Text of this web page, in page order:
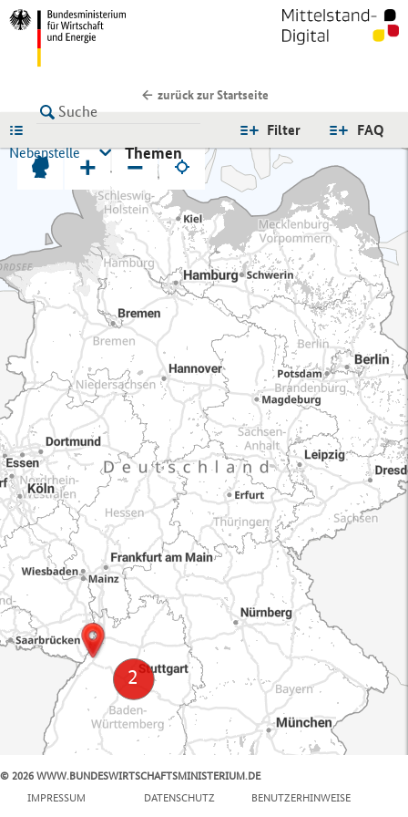
zurück zur Startseite
FAQ
Filter
Nebenstelle
Themen
+ −
© 2026 WWW.BUNDESWIRTSCHAFTSMINISTERIUM.DE
IMPRESSUM
DATENSCHUTZ BENUTZERHINWEISE